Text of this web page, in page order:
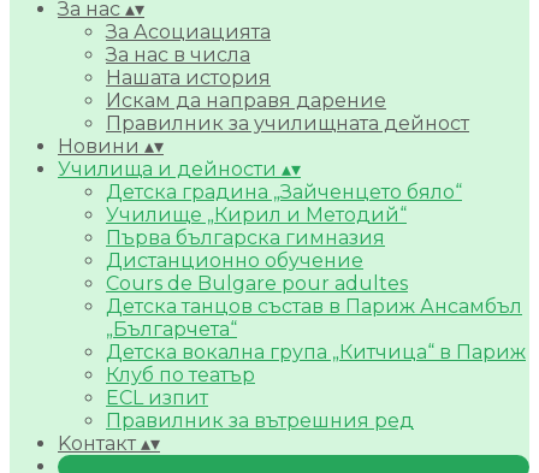
За нас ▴▾
За Асоциацията
За нас в числа
Нашата история
Искам да направя дарение
Правилник за училищната дейност
Новини ▴▾
Училища и дейности ▴▾
Детска градина „Зайченцето бяло“
Училище „Кирил и Методий“
Първа българска гимназия
Дистанционно обучение
Cours de Bulgare pour adultes
Детска танцов състав в Париж Ансамбъл
„Българчета“
Детска вокална група „Китчица“ в Париж
Клуб по театър
ECL изпит
Правилник за вътрешния ред
Kонтакт▴▾